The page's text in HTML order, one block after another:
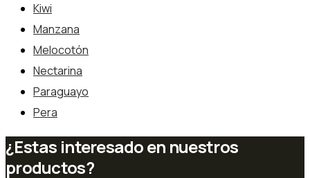
Kiwi
Manzana
Melocotón
Nectarina
Paraguayo
Pera
¿Estas interesado en nuestros
productos?